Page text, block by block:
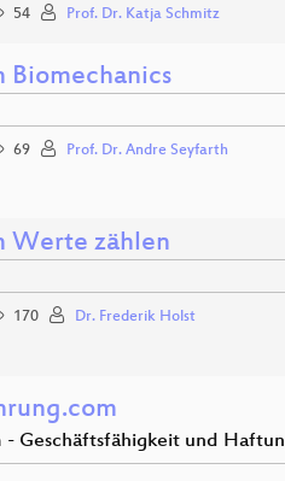
54 Prof. Dr. Katja Schmitz
Biomechanics
69 Prof. Dr. Andre Seyfarth
Werte zählen
170 Dr. Frederik Holst
- Geschäftsfähigkeit und